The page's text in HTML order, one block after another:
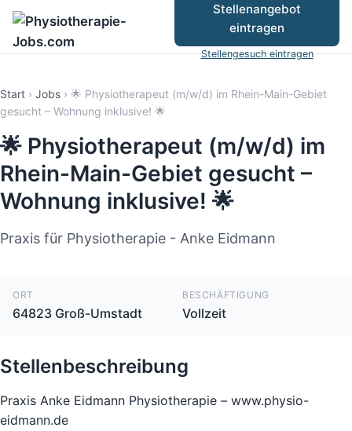
Stellenangebot
eintragen
Stellengesuch eintragen
Start › Jobs › 🌟 Physiotherapeut (m/w/d) im Rhein-Main-Gebiet
gesucht – Wohnung inklusive! 🌟
🌟 Physiotherapeut (m/w/d) im
Rhein-Main-Gebiet gesucht –
Wohnung inklusive! 🌟
Praxis für Physiotherapie - Anke Eidmann
ORT
64823 Groß-Umstadt
BESCHÄFTIGUNG
Vollzeit
Stellenbeschreibung
Praxis Anke Eidmann Physiotherapie – www.physio-
eidmann.de